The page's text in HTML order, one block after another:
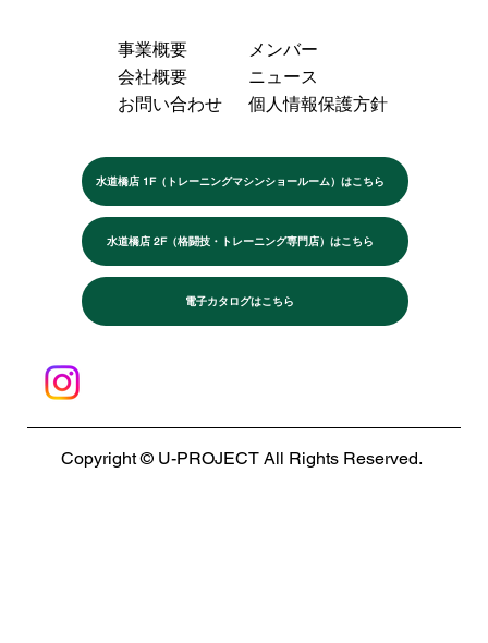
水道橋店 1F（トレーニングマシンショールーム）はこちら
水道橋店 2F（格闘技・トレーニング専門店）はこちら
電子カタログはこちら
事業概要
メンバー
会社概要
ニュース
お問い合わせ
個人情報保護方針
Copyright © U-PROJECT All Rights Reserved.